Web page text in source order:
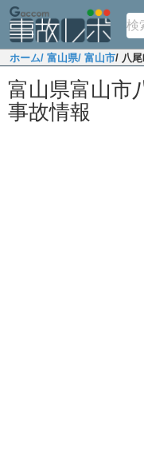
ホーム/ 富山県/ 富山市/ 八
富山県富山市
事故情報